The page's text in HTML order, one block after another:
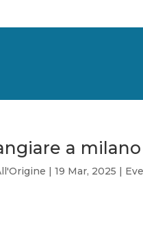
a
|19 Mar, 2025 |